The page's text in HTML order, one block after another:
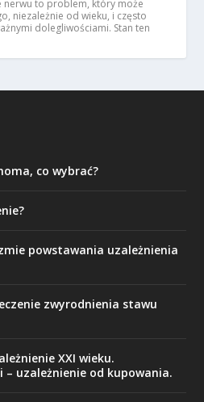
nerwu to problem, który może
niezależnie od wieku, i często
dolegliwościami. Stan ten
co wybrać?
powstawania uzależnienia
zwyrodnienia stawu
XXI wieku.
uzależnienie od kupowania.